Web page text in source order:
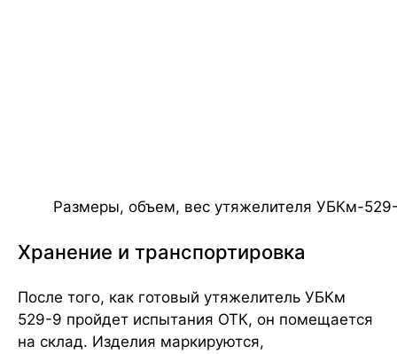
Размеры, объем, вес утяжелителя УБКм-
Хранение и транспортировка
После того, как готовый утяжелитель УБКм
529-9 пройдет испытания ОТК, он помещается
на склад. Изделия маркируются,